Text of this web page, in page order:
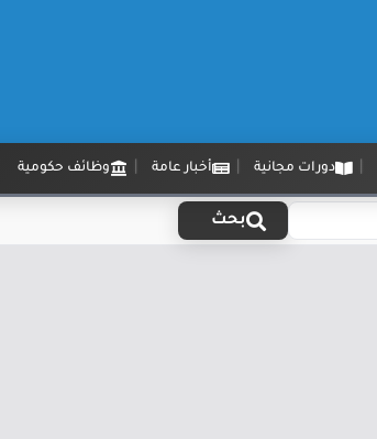
دورات مجانية أخبار عامة وظائف حكومية
بحث